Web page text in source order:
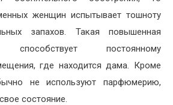
женщин испытывает тошноту
запахов. Такая повышенная
способствует постоянному
где находится дама. Кроме
не используют парфюмерию,
состояние.